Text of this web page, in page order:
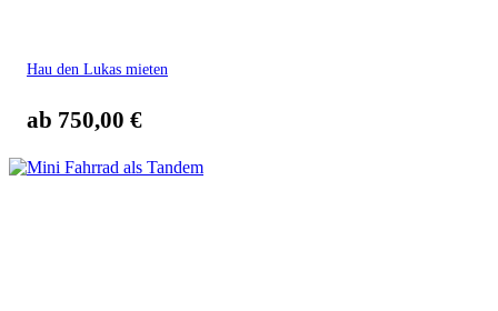
Hau den Lukas mieten
ab 750,00 €